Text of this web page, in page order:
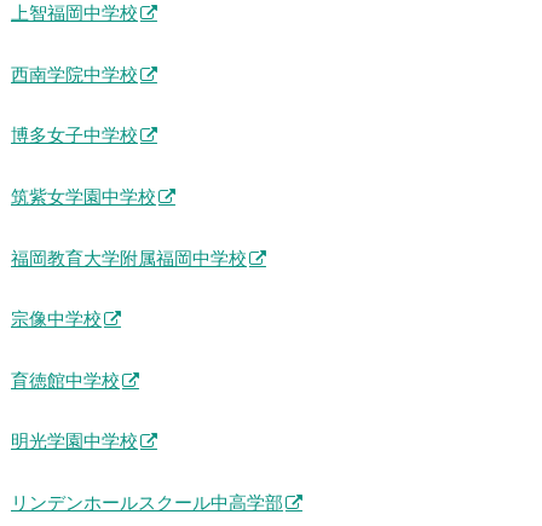
上智福岡中学校
西南学院中学校
博多女子中学校
筑紫女学園中学校
福岡教育大学附属福岡中学校
宗像中学校
育徳館中学校
明光学園中学校
リンデンホールスクール中高学部